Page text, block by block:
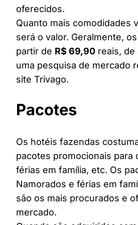
oferecidos.
Quanto mais comodidades
será o valor. Geralmente,
partir de R$ 69,90 reais, de
uma pesquisa de mercado
site Trivago.
Pacotes
Os hotéis fazendas
pacotes promocionais para
férias em família, etc. Os
Namorados e férias em
são os mais procurados e
mercado.